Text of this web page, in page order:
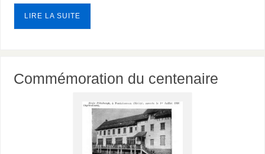
LIRE LA SUITE
Commémoration du centenaire